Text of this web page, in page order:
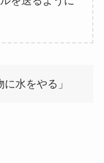
水をやる」